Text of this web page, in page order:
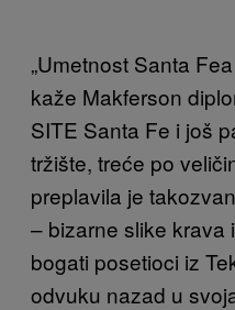
„Umetnost Santa
kaže Makferson
SITE Santa Fe i još
tržište, treće po
preplavila je
– bizarne slike krava
bogati posetioci iz
odvuku nazad u